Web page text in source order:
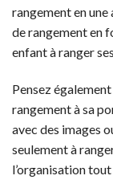
rangement en
de rangement en
enfant à ranger
Pensez
rangement à sa
avec des images
seulement à
l’organisation